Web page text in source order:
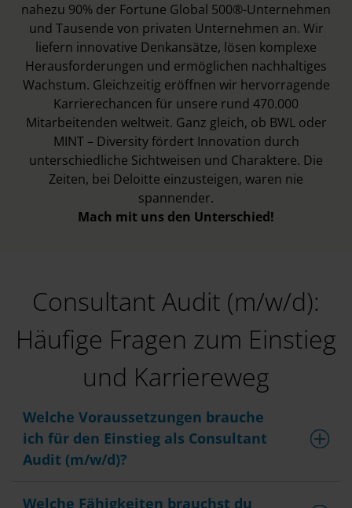
nahezu 90% der Fortune Global 500®-Unternehmen
und Tausende von privaten Unternehmen an. Wir
liefern innovative Denkansätze, lösen komplexe
Herausforderungen und ermöglichen nachhaltiges
Wachstum. Gleichzeitig eröffnen wir hervorragende
Karrierechancen für unsere rund 470.000
Mitarbeitenden weltweit. Ganz gleich, ob BWL oder
MINT – Diversity fördert Innovation durch
unterschiedliche Sichtweisen und Charaktere. Die
Zeiten, bei Deloitte einzusteigen, waren nie
spannender.
Mach mit uns den Unterschied!
Consultant Audit (m/w/d):
Häufige Fragen zum Einstieg
und Karriereweg
Welche Voraussetzungen brauche
ich für den Einstieg als Consultant
Audit (m/w/d)?
Welche Fähigkeiten brauchst du